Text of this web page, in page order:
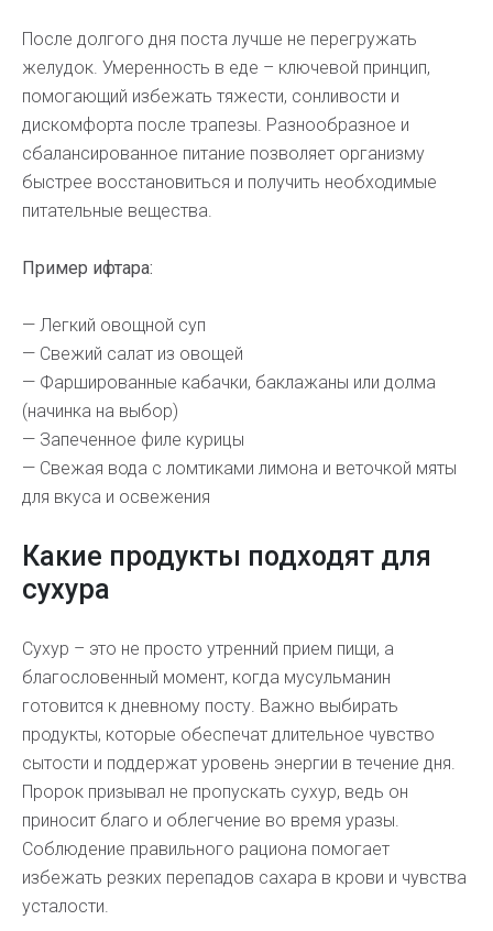
После долгого дня поста лучше не перегружать
желудок. Умеренность в еде – ключевой принцип,
помогающий избежать тяжести, сонливости и
дискомфорта после трапезы. Разнообразное и
сбалансированное питание позволяет организму
быстрее восстановиться и получить необходимые
питательные вещества.
Пример ифтара:
— Легкий овощной суп
— Свежий салат из овощей
— Фаршированные кабачки, баклажаны или долма
(начинка на выбор)
— Запеченное филе курицы
— Свежая вода с ломтиками лимона и веточкой мяты
для вкуса и освежения
Какие продукты подходят для
сухура
Сухур – это не просто утренний прием пищи, а
благословенный момент, когда мусульманин
готовится к дневному посту. Важно выбирать
продукты, которые обеспечат длительное чувство
сытости и поддержат уровень энергии в течение дня.
Пророк призывал не пропускать сухур, ведь он
приносит благо и облегчение во время уразы.
Соблюдение правильного рациона помогает
избежать резких перепадов сахара в крови и чувства
усталости.